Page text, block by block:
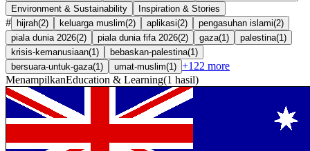
Environment & Sustainability
Inspiration & Stories
# hijrah(2) keluarga muslim(2) aplikasi(2) pengasuhan islami(2)
piala dunia 2026(2) piala dunia fifa 2026(2) gaza(1 ) palestina(1 )
krisis-kemanusiaan(1 ) bebaskan-palestina(1 )
bersuara-untuk-gaza(1 ) umat-muslim(1 ) +122 more
MenampilkanEducation & Learning(1 hasil)